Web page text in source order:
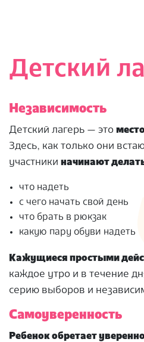
Детский
Независимость
Детский лагерь — это
Здесь, как только они
участники начинают
что надеть
с чего начать свой день
что брать в рюкзак
какую пару обуви надеть
Кажущиеся простыми
каждое утро и в течение
серию выборов и
Самоуверенность
Ребенок обретает